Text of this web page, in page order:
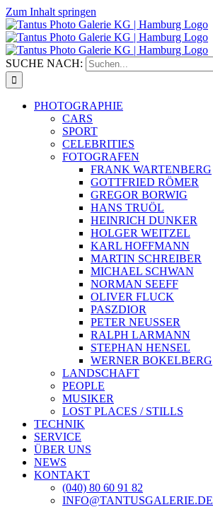
Zum Inhalt springen
SUCHE NACH:
PHOTOGRAPHIE
CARS
SPORT
CELEBRITIES
FOTOGRAFEN
FRANK WARTENBERG
GOTTFRIED RÖMER
GREGOR BORWIG
HANS TRUÖL
HEINRICH DUNKER
HOLGER WEITZEL
KARL HOFFMANN
MARTIN SCHREIBER
MICHAEL SCHWAN
NORMAN SEEFF
OLIVER FLUCK
PASZDIOR
PETER NEUSSER
RALPH LARMANN
STEPHAN HENSEL
WERNER BOKELBERG
LANDSCHAFT
PEOPLE
MUSIKER
LOST PLACES / STILLS
TECHNIK
SERVICE
ÜBER UNS
NEWS
KONTAKT
(040) 80 60 91 82
INFO@TANTUSGALERIE.DE